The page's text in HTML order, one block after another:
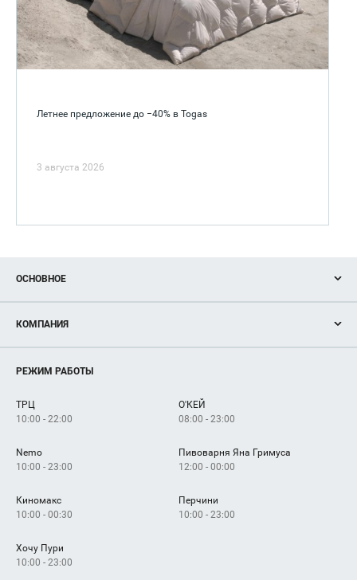
Летнее предложение до −40% в Togas
3 августа 2026
ОСНОВНОЕ
Новости
Магазины
Услуги
КОМПАНИЯ
Рекламодателям
Как добраться
РЕЖИМ РАБОТЫ
ТРЦ
10:00 - 22:00
О'КЕЙ
08:00 - 23:00
Nemo
10:00 - 23:00
Пивоварня Яна Гримуса
12:00 - 00:00
Киномакс
10:00 - 00:30
Перчини
10:00 - 23:00
Хочу Пури
10:00 - 23:00